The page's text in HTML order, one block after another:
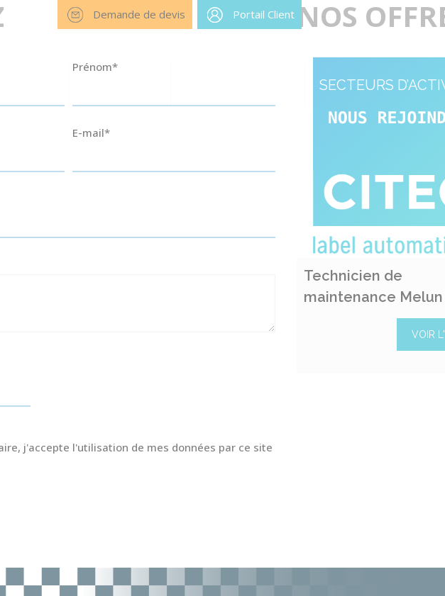
39 60 Demande de devis Portail Client
SECTEURS
Prénom*
E-mail*
j'accepte l'utilisation de mes données par ce site
NOS
Technicien de
maintenance Melun
VOIR